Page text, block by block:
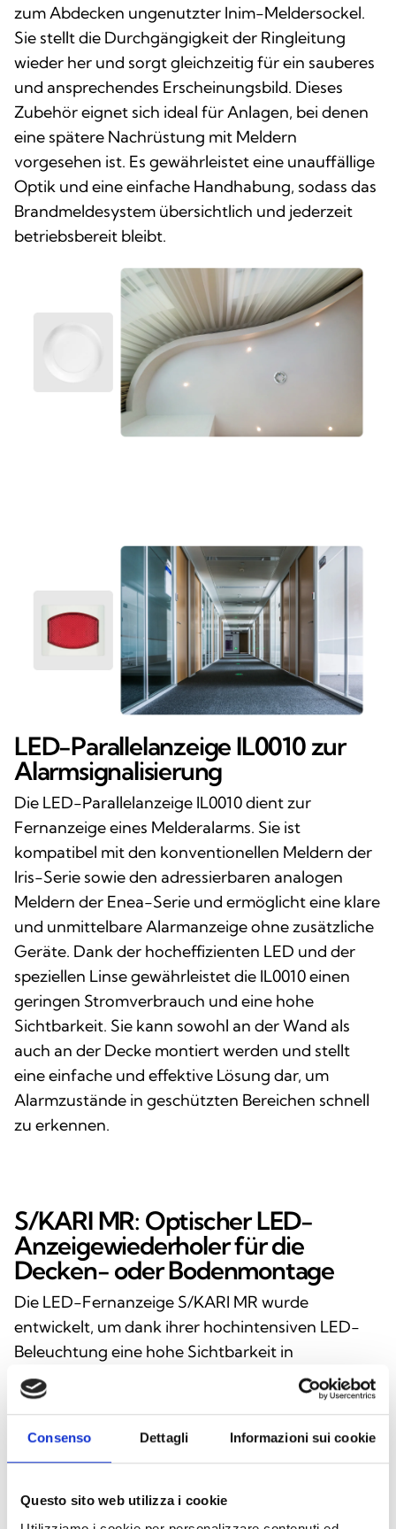
Consenso Dettagli Informazioni sui cookie
Questo sito web utilizza i cookie
zum Abdecken ungenutzter Inim-Meldersockel.
Sie stellt die Durchgängigkeit der Ringleitung
wieder her und sorgt gleichzeitig für ein sauberes
und ansprechendes Erscheinungsbild. Dieses
Zubehör eignet sich ideal für Anlagen, bei denen
eine spätere Nachrüstung mit Meldern
vorgesehen ist. Es gewährleistet eine unauffällige
Optik und eine einfache Handhabung, sodass das
Brandmeldesystem übersichtlich und jederzeit
betriebsbereit bleibt.
LED-Parallelanzeige IL0010 zur
Alarmsignalisierung
Die LED-Parallelanzeige IL0010 dient zur
Fernanzeige eines Melderalarms. Sie ist
kompatibel mit den konventionellen Meldern der
Iris-Serie sowie den adressierbaren analogen
Meldern der Enea-Serie und ermöglicht eine klare
und unmittelbare Alarmanzeige ohne zusätzliche
Geräte. Dank der hocheffizienten LED und der
speziellen Linse gewährleistet die IL0010 einen
geringen Stromverbrauch und eine hohe
Sichtbarkeit. Sie kann sowohl an der Wand als
auch an der Decke montiert werden und stellt
eine einfache und effektive Lösung dar, um
Alarmzustände in geschützten Bereichen schnell
zu erkennen.
S/KARI MR: Optischer LED-
Anzeigewiederholer für die
Decken- oder Bodenmontage
Die LED-Fernanzeige S/KARI MR wurde
entwickelt, um dank ihrer hochintensiven LED-
Beleuchtung eine hohe Sichtbarkeit in
Brandmeldesystemen zu gewährleisten. Das
vielseitige und zuverlässige Gerät kann sowohl an
und bietet so maximale Flexibilität für
aus transparentem weißem Polycarbonat vereint